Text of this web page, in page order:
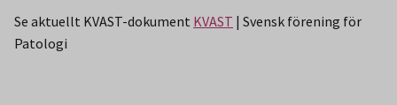
Se aktuellt KVAST-dokument KVAST | Svensk förening för
Patologi